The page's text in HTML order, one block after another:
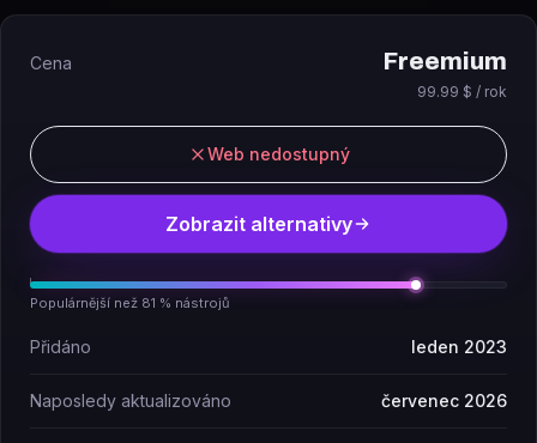
Cena Freemium
99.99 $ / rok
Web nedostupný
Zobrazit alternativy
Populárnější než 81 % nástrojů
Přidáno leden 2023
Naposledy aktualizováno červenec 2026